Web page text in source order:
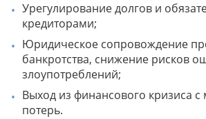
Урегулирование долгов и
кредиторами;
Юридическое сопровождение
банкротства, снижение рисков
злоупотреблений;
Выход из финансового кризиса
потерь.